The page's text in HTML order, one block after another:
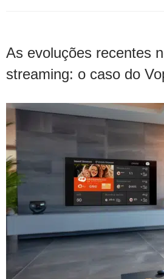
As evoluções recentes
streaming: o caso do